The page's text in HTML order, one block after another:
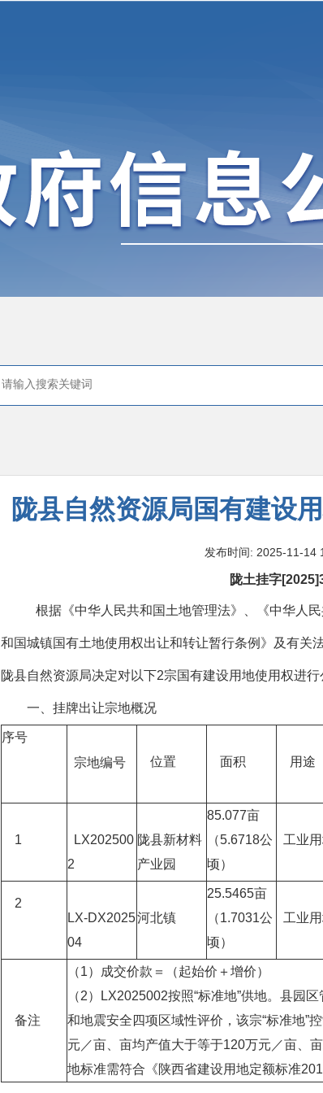
陇县自然资源局国有建设
发布时间: 2025-11-14
陇土挂字[2025]
根据《中华人民共和国土地管理法》、《中华人
和国城镇国有土地使用权出让和转让暂行条例》及有关
陇县自然资源局决定对以下2宗国有建设用地使用权进
一、挂牌出让宗地概况
序号
宗地编号
位置 面积 用途
1
LX202500
2
陇县新材料
产业园
85.077亩
（5.6718公
顷）
工业
2
LX-DX2025
04
河北镇
25.5465亩
（1.7031公
顷）
工业
备注
（1）成交价款＝（起始价＋增价）
（2）LX2025002按照“标准地”供地。县园
和地震安全四项区域性评价，该宗“标准地”
元／亩、亩均产值大于等于120万元／亩、
地标准需符合《陕西省建设用地定额标准